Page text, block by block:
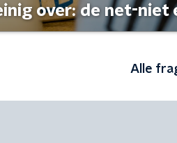
over: de net-niet
Alle